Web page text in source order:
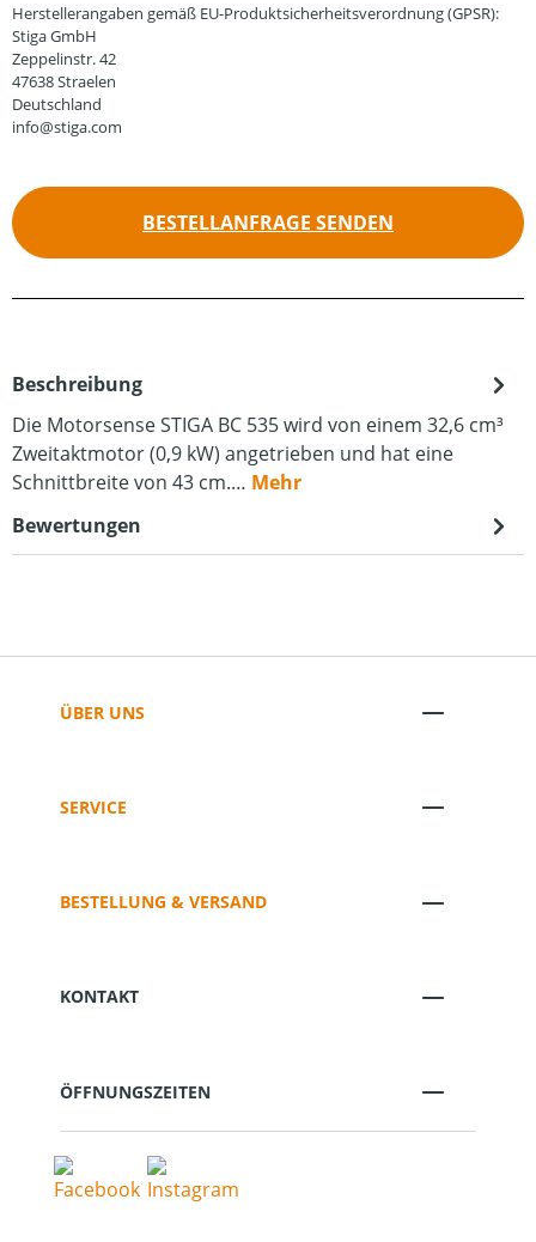
Herstellerangaben gemäß EU-Produktsicherheitsverordnung (GPSR):
Stiga GmbH
Zeppelinstr. 42
47638 Straelen
Deutschland
info@stiga.com
BESTELLANFRAGE SENDEN
Beschreibung
Die Motorsense STIGA BC 535 wird von einem 32,6 cm³
Zweitaktmotor (0,9 kW) angetrieben und hat eine
Schnittbreite von 43 cm.… Mehr
Bewertungen
ÜBER UNS
SERVICE
BESTELLUNG & VERSAND
KONTAKT
ÖFFNUNGSZEITEN